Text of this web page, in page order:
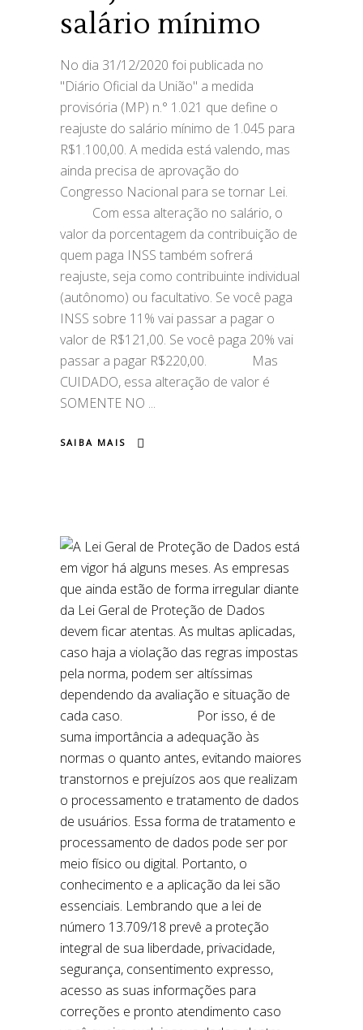
salário mínimo
No dia 31/12/2020 foi publicada no
"Diário Oficial da União" a medida
provisória (MP) n.° 1.021 que define o
reajuste do salário mínimo de 1.045 para
R$1.100,00. A medida está valendo, mas
ainda precisa de aprovação do
Congresso Nacional para se tornar Lei.⠀
⠀⠀⠀ Com essa alteração no salário, o
valor da porcentagem da contribuição de
quem paga INSS também sofrerá
reajuste, seja como contribuinte individual
(autônomo) ou facultativo. Se você paga
INSS sobre 11% vai passar a pagar o
valor de R$121,00. Se você paga 20% vai
passar a pagar R$220,00.⠀ ⠀⠀⠀ Mas
CUIDADO, essa alteração de valor é
SOMENTE NO
SAIBA MAIS